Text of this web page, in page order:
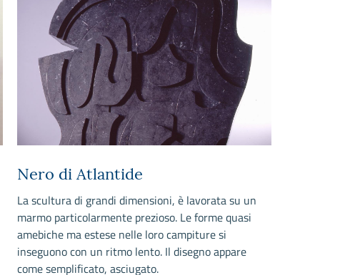
Nero di Atlantide
La scultura di grandi dimensioni, è lavorata su un
marmo particolarmente prezioso. Le forme quasi
amebiche ma estese nelle loro campiture si
inseguono con un ritmo lento. Il disegno appare
come semplificato, asciugato.